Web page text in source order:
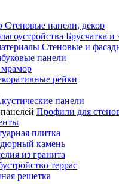
Стеновые панели, декор
Брусчатка и
Стеновые и
панели
рейки
панели
Профили для
плитка
камень
из гранита
террас
решетка